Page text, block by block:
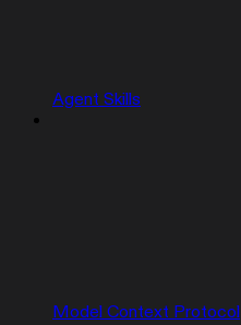
Agent Skills
Model Context Protocol